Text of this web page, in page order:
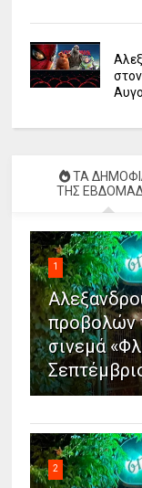
ΤΑ
ΤΗΣ
1
προβολών
σινεμά
2